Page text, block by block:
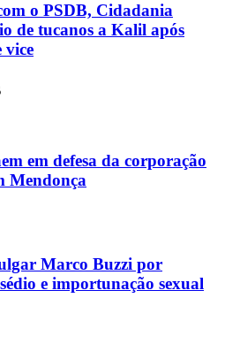
o PSDB, Cidadania
de tucanos a Kalil após
vice
em defesa da corporação
Mendonça
Marco Buzzi por
e importunação sexual